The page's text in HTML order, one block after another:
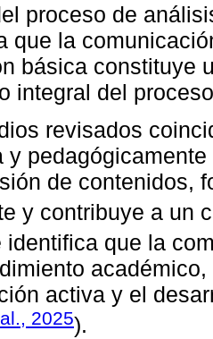
proceso de
que la
básica constituye
integral del
revisados
y
de contenidos,
y contribuye a un
identifica que la
activa y el
2025).